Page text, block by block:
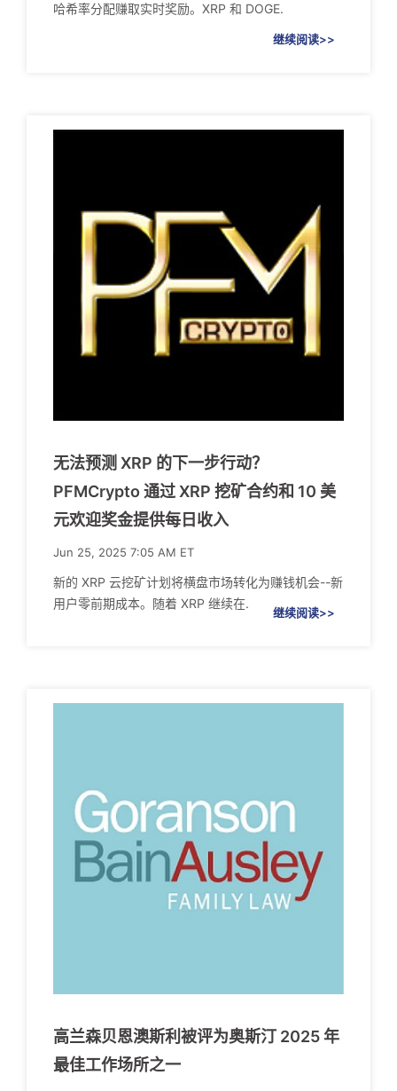
哈希率分配赚取实时奖励。XRP 和 DOGE.
继续阅读>>
无法预测 XRP 的下一步行动？
PFMCrypto 通过 XRP 挖矿合约和 10 美
元欢迎奖金提供每日收入
Jun 25, 2025 7:05 AM ET
新的 XRP 云挖矿计划将横盘市场转化为赚钱机会--新
用户零前期成本。随着 XRP 继续在.
继续阅读>>
高兰森贝恩澳斯利被评为奥斯汀 2025 年
最佳工作场所之一